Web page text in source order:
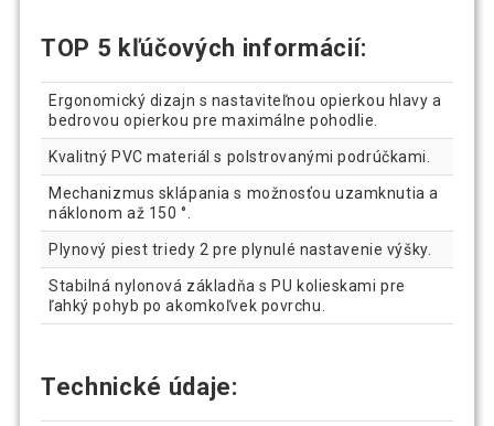
TOP 5 kľúčových informácií:
Ergonomický dizajn s nastaviteľnou opierkou hlavy a
bedrovou opierkou pre maximálne pohodlie.
Kvalitný PVC materiál s polstrovanými podrúčkami.
Mechanizmus sklápania s možnosťou uzamknutia a
náklonom až 150 °.
Plynový piest triedy 2 pre plynulé nastavenie výšky.
Stabilná nylonová základňa s PU kolieskami pre
ľahký pohyb po akomkoľvek povrchu.
Technické údaje: